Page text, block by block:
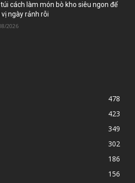
túi cách làm món bò kho siêu ngon để
vị ngày rảnh rỗi
2026
478
423
349
302
186
156